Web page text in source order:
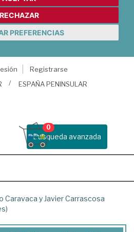
RECHAZAR
PREFERENCIAS
Registrarse
ESPAÑA PENINSULAR
Busqueda avanzada
0
Caravaca y Javier Carrascosa